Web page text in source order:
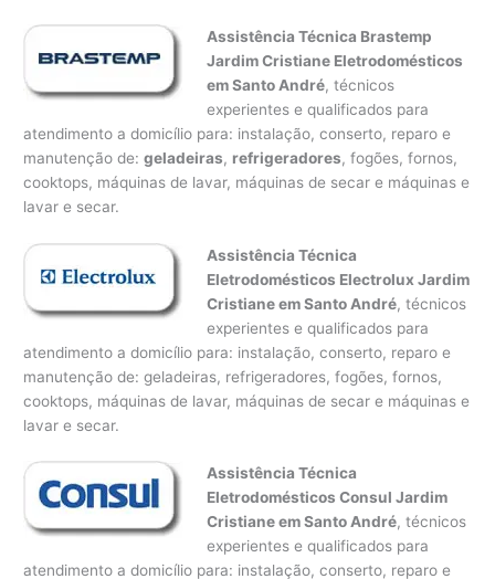
Assistência Técnica Brastemp
Jardim Cristiane Eletrodomésticos
em Santo André, técnicos
experientes e qualificados para
atendimento a domicílio para: instalação, conserto, reparo e
manutenção de:geladeiras, refrigeradores, fogões, fornos,
cooktops, máquinas de lavar, máquinas de secar e máquinas e
lavar e secar.
Assistência Técnica
Eletrodomésticos Electrolux Jardim
Cristiane em Santo André, técnicos
experientes e qualificados para
atendimento a domicílio para: instalação, conserto, reparo e
manutenção de: geladeiras, refrigeradores, fogões, fornos,
cooktops, máquinas de lavar, máquinas de secar e máquinas e
lavar e secar.
Assistência Técnica
Eletrodomésticos Consul Jardim
Cristiane em Santo André, técnicos
experientes e qualificados para
atendimento a domicílio para: instalação, conserto, reparo e